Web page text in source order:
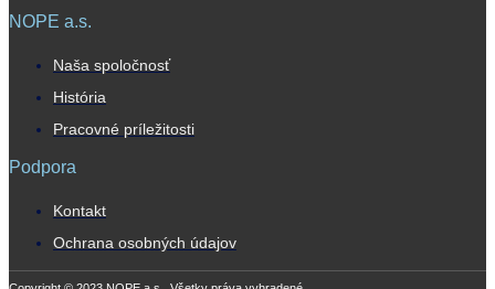
NOPE a.s.
Naša spoločnosť
História
Pracovné príležitosti
Podpora
Kontakt
Ochrana osobných údajov